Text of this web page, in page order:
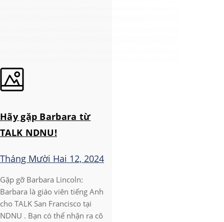
Hãy gặp Barbara từ
TALK NDNU!
Tháng Mười Hai 12, 2024
Gặp gỡ Barbara Lincoln:
Barbara là giáo viên tiếng Anh
cho TALK San Francisco tại
NDNU . Bạn có thể nhận ra cô